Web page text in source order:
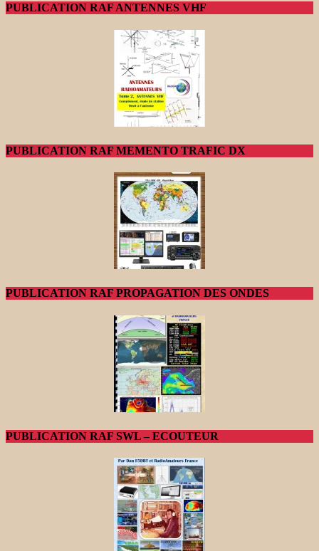
PUBLICATION RAF ANTENNES VHF
PUBLICATION RAF MEMENTO TRAFIC DX
PUBLICATION RAF PROPAGATION DES ONDES
PUBLICATION RAF SWL – ECOUTEUR